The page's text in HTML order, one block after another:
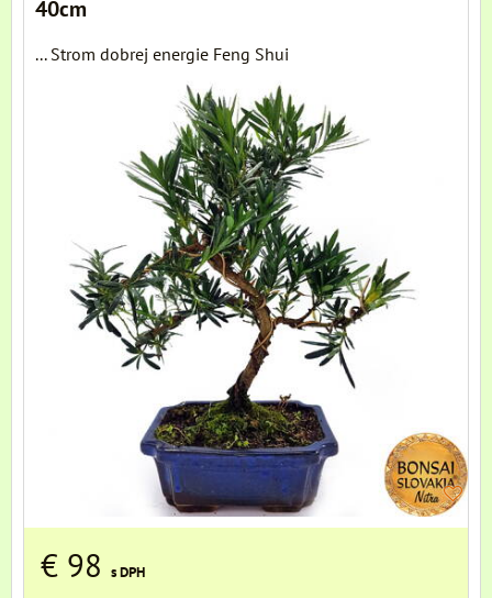
40cm
... Strom dobrej energie Feng Shui
€ 98 s DPH